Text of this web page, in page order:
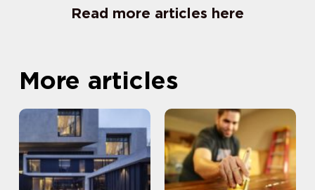
Read more articles here
More articles